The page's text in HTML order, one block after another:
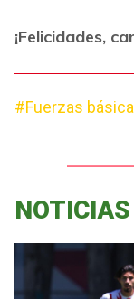
¡Felicidades,
#Fuerzas